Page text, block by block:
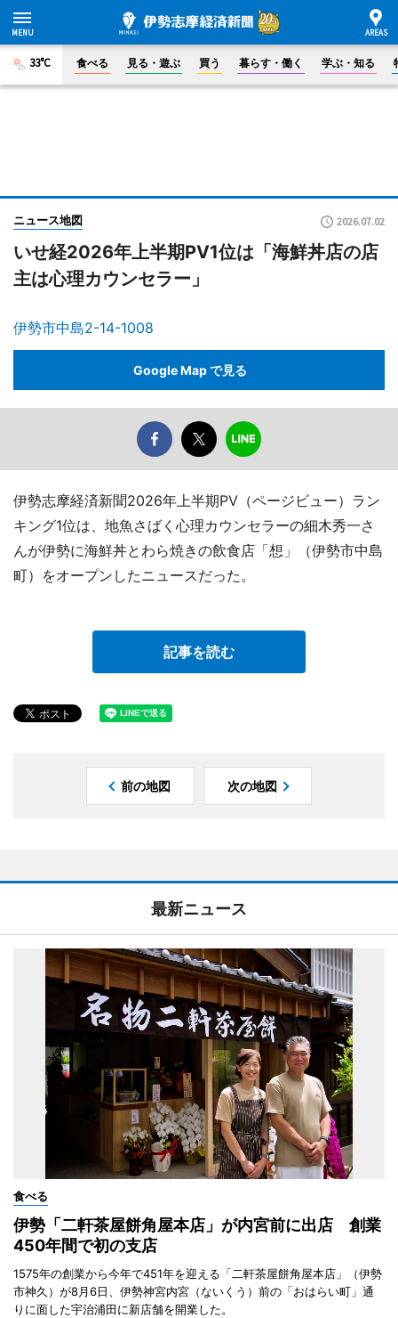
33°C 食べる 見る・遊ぶ 買う 暮らす・働く 学ぶ・知る
ニュース地図 2026.07.02
いせ経2026年上半期PV1位は「海鮮丼店の店
主は心理カウンセラー」
伊勢市中島2-14-1008
Google Map で見る
伊勢志摩経済新聞2026年上半期PV（ページビュー）ラン
キング1位は、地魚さばく心理カウンセラーの細木秀一さ
んが伊勢に海鮮丼とわら焼きの飲食店「想」（伊勢市中島
町）をオープンしたニュースだった。
記事を読む
前の地図 次の地図
最新ニュース
食べる
伊勢「二軒茶屋餅角屋本店」が内宮前に出店 創業
450年間で初の支店
1575年の創業から今年で451年を迎える「二軒茶屋餅角屋本店」（伊勢
市神久）が8月6日、伊勢神宮内宮（ないくう）前の「おはらい町」通
りに面した宇治浦田に新店舗を開業した。